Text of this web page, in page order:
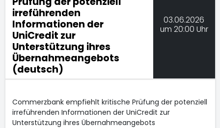
irreführenden
Informationen der
UniCredit zur
Unterstützung ihres
Übernahmeangebots
(deutsch)
03.06.2026
um 20:00 Uhr
Commerzbank empfiehlt kritische Prüfung der potenziell
irreführenden Informationen der UniCredit zur
Unterstützung ihres Übernahmeangebots